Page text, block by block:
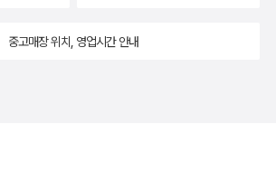
중고매장 위치, 영업시간 안내